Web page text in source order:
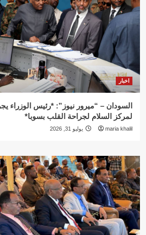
اخبار
السودان – “ميرور نيوز”: *رئيس الوزراء
لمركز السلام لجراحة القلب بسوبا*
maria khalil يوليو 31, 2026